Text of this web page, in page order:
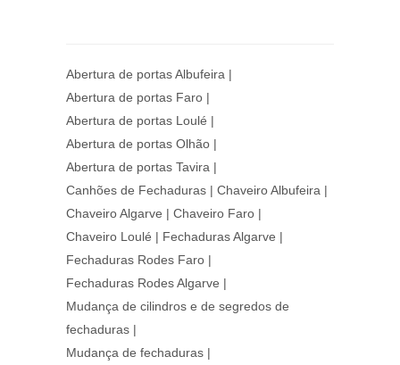
Abertura de portas Albufeira |
Abertura de portas Faro |
Abertura de portas Loulé |
Abertura de portas Olhão |
Abertura de portas Tavira |
Canhões de Fechaduras | Chaveiro Albufeira |
Chaveiro Algarve | Chaveiro Faro |
Chaveiro Loulé | Fechaduras Algarve |
Fechaduras Rodes Faro |
Fechaduras Rodes Algarve |
Mudança de cilindros e de segredos de
fechaduras |
Mudança de fechaduras |